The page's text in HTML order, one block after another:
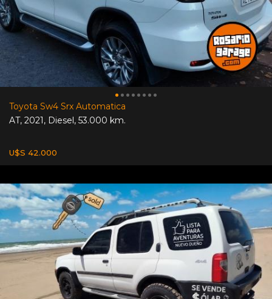
Toyota Sw4 Srx Automatica
AT, 2021, Diesel, 53.000 km.
U$S 42.000